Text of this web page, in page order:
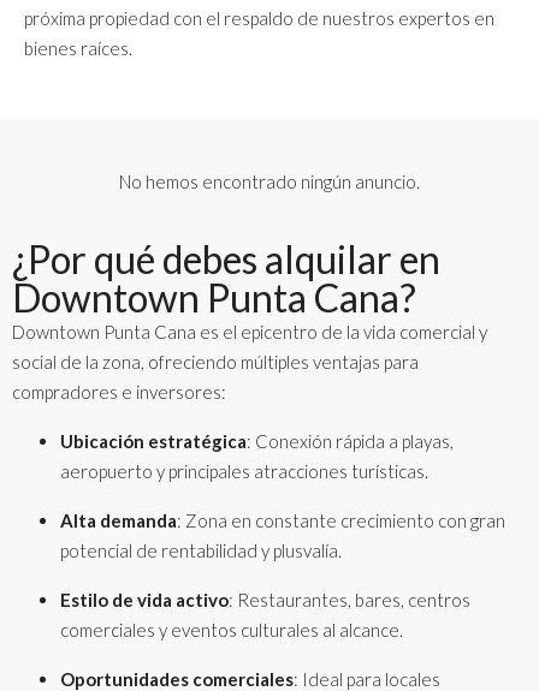
próxima propiedad con el respaldo de nuestros expertos en
bienes raíces.
No hemos encontrado ningún anuncio.
¿Por qué debes alquilar en
Downtown Punta Cana?
Downtown Punta Cana es el epicentro de la vida comercial y
social de la zona, ofreciendo múltiples ventajas para
compradores e inversores:
Ubicación estratégica: Conexión rápida a playas,
aeropuerto y principales atracciones turísticas.
Alta demanda: Zona en constante crecimiento con gran
potencial de rentabilidad y plusvalía.
Estilo de vida activo: Restaurantes, bares, centros
comerciales y eventos culturales al alcance.
Oportunidades comerciales: Ideal para locales